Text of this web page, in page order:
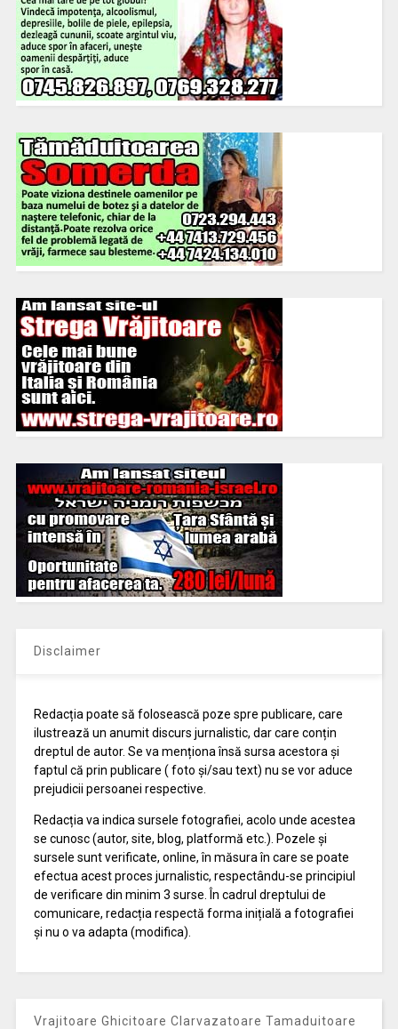
Disclaimer
Redacția poate să folosească poze spre publicare, care
ilustrează un anumit discurs jurnalistic, dar care conțin
dreptul de autor. Se va menționa însă sursa acestora și
faptul că prin publicare ( foto și/sau text) nu se vor aduce
prejudicii persoanei respective.
Redacția va indica sursele fotografiei, acolo unde acestea
se cunosc (autor, site, blog, platformă etc.). Pozele și
sursele sunt verificate, online, în măsura în care se poate
efectua acest proces jurnalistic, respectându-se principiul
de verificare din minim 3 surse. În cadrul dreptului de
comunicare, redacția respectă forma inițială a fotografiei
și nu o va adapta (modifica).
Vrajitoare Ghicitoare Clarvazatoare Tamaduitoare